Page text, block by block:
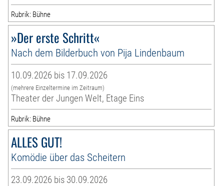
Rubrik: Bühne
»Der erste Schritt«
Nach dem Bilderbuch von Pija Lindenbaum
10.09.2026 bis 17.09.2026
(mehrere Einzeltermine im Zeitraum)
Theater der Jungen Welt, Etage Eins
Rubrik: Bühne
ALLES GUT!
Komödie über das Scheitern
23.09.2026 bis 30.09.2026